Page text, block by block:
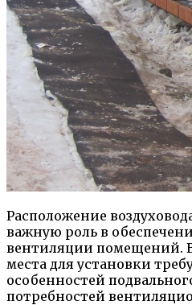
Расположение
важную роль в
вентиляции помещений.
места для установки
особенностей
потребностей